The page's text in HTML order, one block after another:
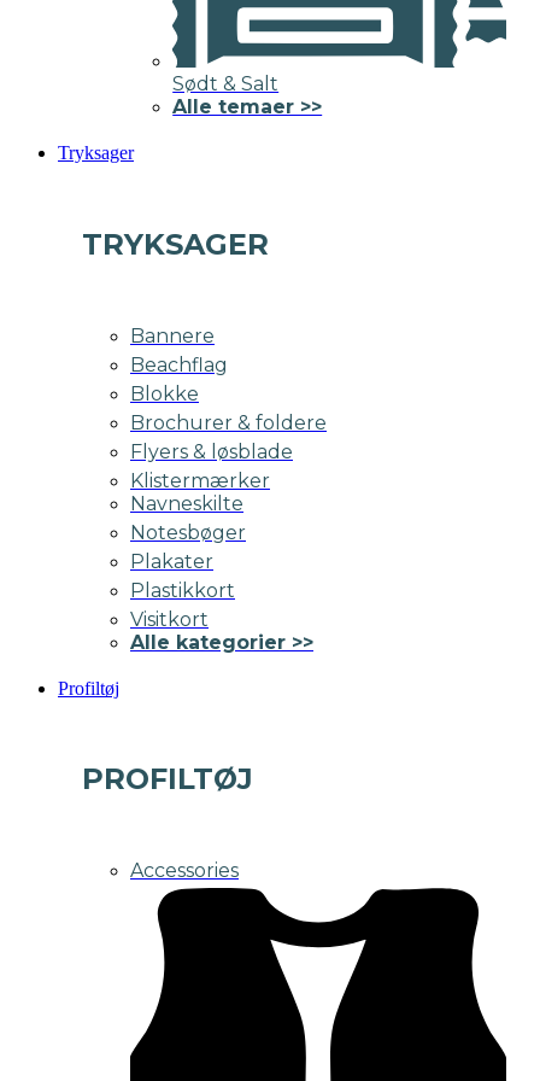
Sødt & Salt
Alle temaer >>
Tryksager
TRYKSAGER
Bannere
Beachflag
Blokke
Brochurer & foldere
Flyers & løsblade
Klistermærker
Navneskilte
Notesbøger
Plakater
Plastikkort
Visitkort
Alle kategorier >>
Profiltøj
PROFILTØJ
Accessories